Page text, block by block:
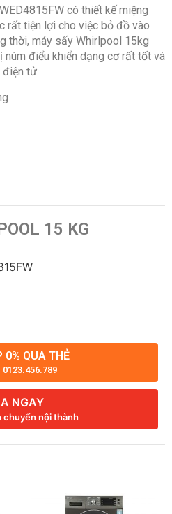
có thiết kế miệng
rất tiện lợi cho việc bỏ đồ vào
thời, máy sấy Whirlpool 15kg
núm điểu khiển dạng cơ rất tốt và
điện tử.
15 KG
0% QUA THẺ
0123.456.789
NGAY
chuyển nội thành